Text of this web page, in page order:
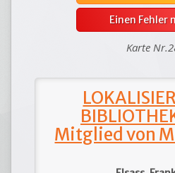
Einen Fehler
Karte
Mitglied von